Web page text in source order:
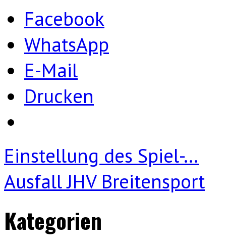
Facebook
WhatsApp
E-Mail
Drucken
Einstellung des Spiel-…
Ausfall JHV Breitensport
Kategorien